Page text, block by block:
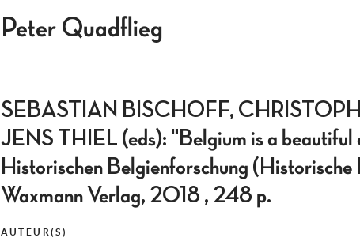
Peter Quadflieg
SEBASTIAN BISCHOFF,
JENS THIEL (eds): "Belgium is a beautiful
Historischen Belgienforschung
Waxmann Verlag, 2018 , 248 p.
AUTEUR(S)